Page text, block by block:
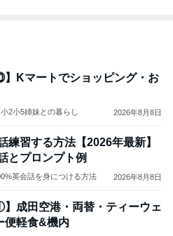
】Kマートでショッピング・お
2小5姉妹との暮らし 2026年8月8日
練習する方法【2026年最新】
とプロンプト例
英会話を身につける方法 2026年8月8日
】成田空港・両替・ティーウェ
便軽食&機内